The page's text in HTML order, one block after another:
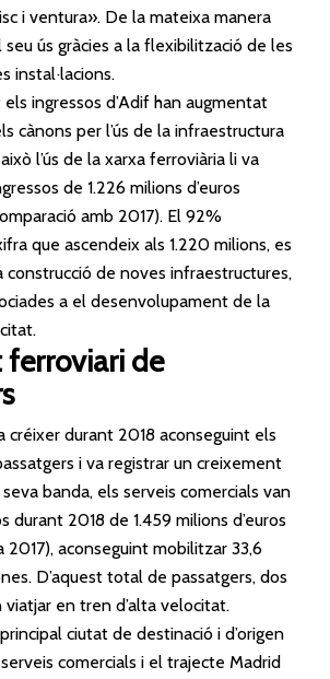
i ventura». De la mateixa manera
seu ús gràcies a la flexibilització de les
instal·lacions.
ingressos d’Adif han augmentat
cànons per l’ús de la infraestructura
l’ús de la xarxa ferroviària li va
de 1.226 milions d’euros
amb 2017). El92%
que ascendeix als 1.220 milions, es
construcció de noves infraestructures,
a eldesenvolupament de la
ferroviari de
créixer durant 2018 aconseguint els
i va registrar un creixement
seva banda, els serveis comercials van
durant 2018 de 1.459 milions d’euros
2017), aconseguint mobilitzar 33,6
D’aquest total de passatgers, dos
en tren d’alta velocitat.
ciutat de destinació i d’origen
comercials i eltrajecte Madrid